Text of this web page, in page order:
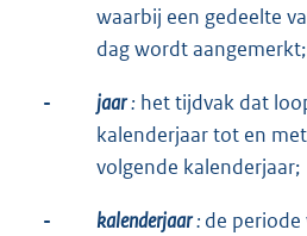
waarbij een gedeelte
dag wordt aangemerkt;
- jaar: het tijdvak dat
kalenderjaar tot en
volgende kalenderjaar;
- kalenderjaar: de